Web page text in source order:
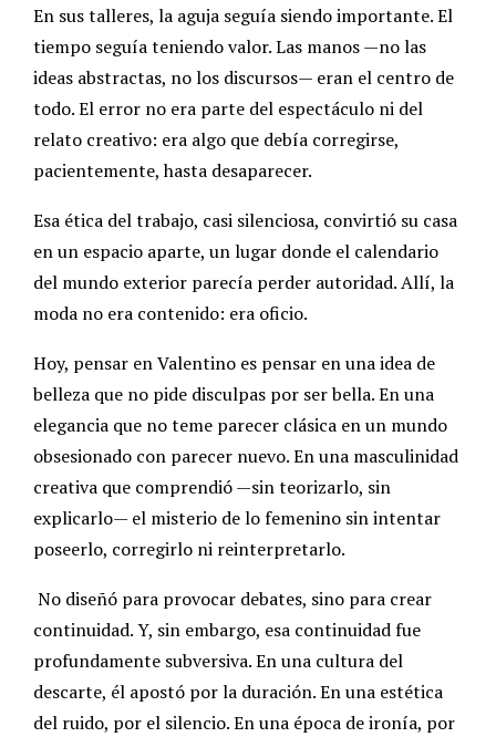
En sus talleres, la aguja seguía siendo importante. El
tiempo seguía teniendo valor. Las manos —no las
ideas abstractas, no los discursos— eran el centro de
todo. El error no era parte del espectáculo ni del
relato creativo: era algo que debía corregirse,
pacientemente, hasta desaparecer.
Esa ética del trabajo, casi silenciosa, convirtió su casa
en un espacio aparte, un lugar donde el calendario
del mundo exterior parecía perder autoridad. Allí, la
moda no era contenido: era oficio.
Hoy, pensar en Valentino es pensar en una idea de
belleza que no pide disculpas por ser bella. En una
elegancia que no teme parecer clásica en un mundo
obsesionado con parecer nuevo. En una masculinidad
creativa que comprendió —sin teorizarlo, sin
explicarlo— el misterio de lo femenino sin intentar
poseerlo, corregirlo ni reinterpretarlo.
No diseñó para provocar debates, sino para crear
continuidad. Y, sin embargo, esa continuidad fue
profundamente subversiva. En una cultura del
descarte, él apostó por la duración. En una estética
del ruido, por el silencio. En una época de ironía, por